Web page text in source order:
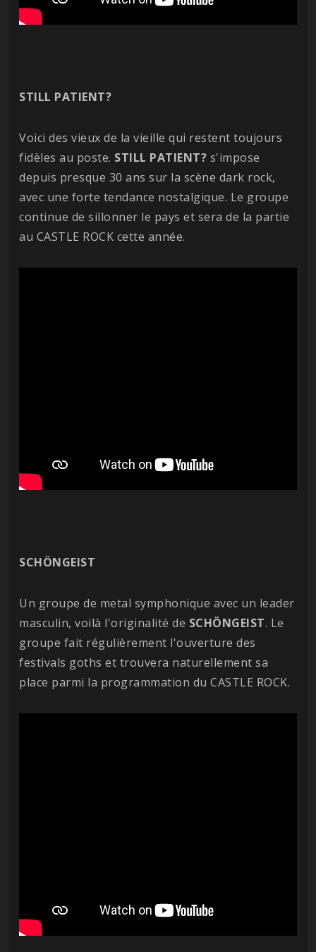
STILL PATIENT?
Voici des vieux de la vieille qui restent toujours
fidèles au poste. STILL PATIENT? s'impose
depuis presque 30 ans sur la scène dark rock,
avec une forte tendance nostalgique. Le groupe
continue de sillonner le pays et sera de la partie
au CASTLE ROCK cette année.
SCHÖNGEIST
Un groupe de metal symphonique avec un leader
masculin, voilà l'originalité de SCHÖNGEIST. Le
groupe fait régulièrement l'ouverture des
festivals goths et trouvera naturellement sa
place parmi la programmation du CASTLE ROCK.